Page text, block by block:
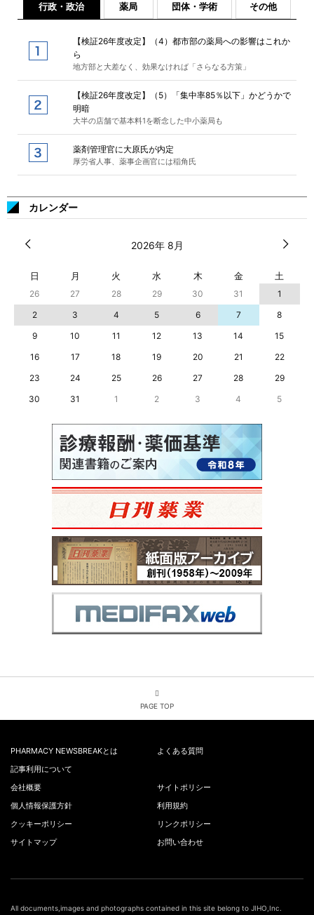
行政・政治 薬局 団体・学術 その他
【検証26年度改定】（4）都市部の薬局への影響はこれか
ら
地方部と大差なく、効果なければ「さらなる方策」
【検証26年度改定】（5）「集中率85％以下」かどうかで
明暗
大半の店舗で基本料1を断念した中小薬局も
薬剤管理官に大原氏が内定
厚労省人事、薬事企画官には稲角氏
カレンダー
2026年 8月
日 月 火 水 木 金 土
26 27 28 29 30 31
1
2
3 4 5 6 7
8
9
10 11 12 13 14
15
16
17 18 19 20 21
22
23
24 25 26 27 28
29
30
31 1 2 3 4 5
PAGE TOP
PHARMACY NEWSBREAKとは
よくある質問
記事利用について
会社概要
サイトポリシー
個人情報保護方針
利用規約
クッキーポリシー
リンクポリシー
サイトマップ
お問い合わせ
All documents,images and photographs contained in this site belong to JIHO,Inc.